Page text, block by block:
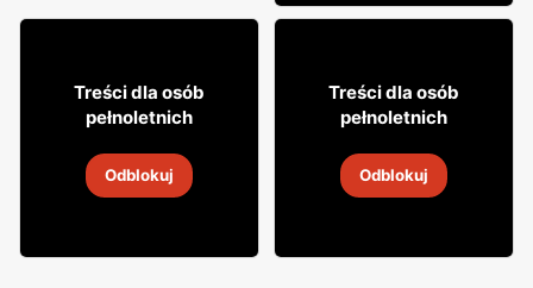
76999
9 sie 2026
Treści dla osób
pełnoletnich
Odblokuj
499 99
9 sie 2026
Treści dla osób
pełnoletnich
Odblokuj